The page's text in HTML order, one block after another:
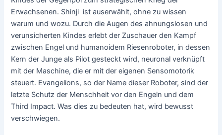
Erwachsenen. Shinji ist auserwählt, ohne zu wissen
warum und wozu. Durch die Augen des ahnungslosen und
verunsicherten Kindes erlebt der Zuschauer den Kampf
zwischen Engel und humanoidem Riesenroboter, in dessen
Kern der Junge als Pilot gesteckt wird, neuronal verknüpft
mit der Maschine, die er mit der eigenen Sensomotorik
steuert. Evangelions, so der Name dieser Roboter, sind der
letzte Schutz der Menschheit vor den Engeln und dem
Third Impact. Was dies zu bedeuten hat, wird bewusst
verschwiegen.